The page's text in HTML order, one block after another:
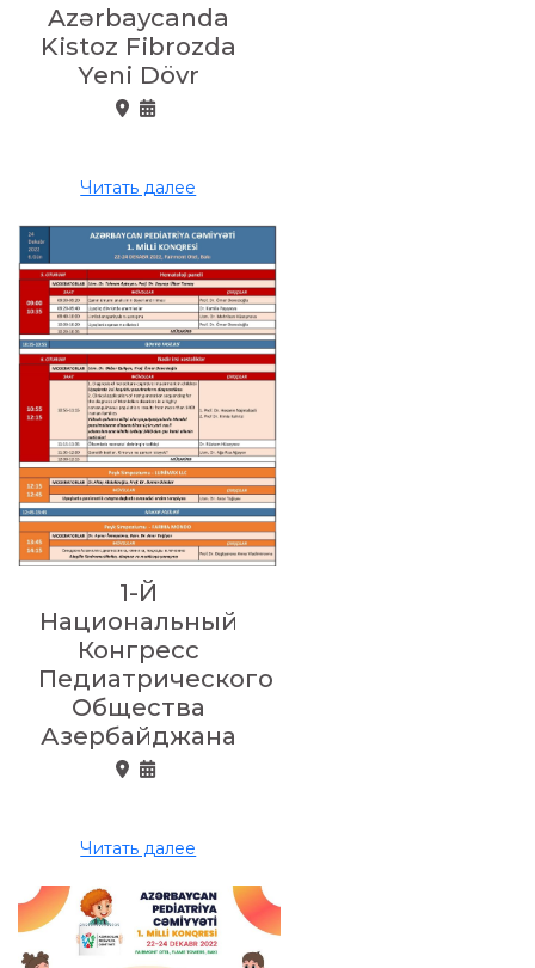
Azərbaycanda
Kistoz Fibrozda
Yeni Dövr
Читать далее
1-Й
Национальный
Конгресс
Педиатрического
Общества
Азербайджана
Читать далее